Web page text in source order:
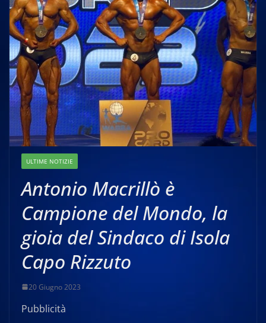
ULTIME NOTIZIE
Antonio Macrillò è
Campione del Mondo, la
gioia del Sindaco di Isola
Capo Rizzuto
20 Giugno 2023
Pubblicità